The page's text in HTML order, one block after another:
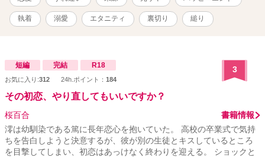
執着 溺愛 エタニティ 裏切り 縋り
短編 完結 R18
お気に入り:312 24h.ポイント： 184
3
その初恋、やり直してもいいですか？
桜百合
書籍情報
澪は幼馴染である篤に長年恋心を抱いていた。 高校の卒業式で気持
ちを告白しようと決意するが、彼が別の生徒とキスしているところ
を目撃してしまい、初恋はあっけなく終わりを迎える。 ショックと